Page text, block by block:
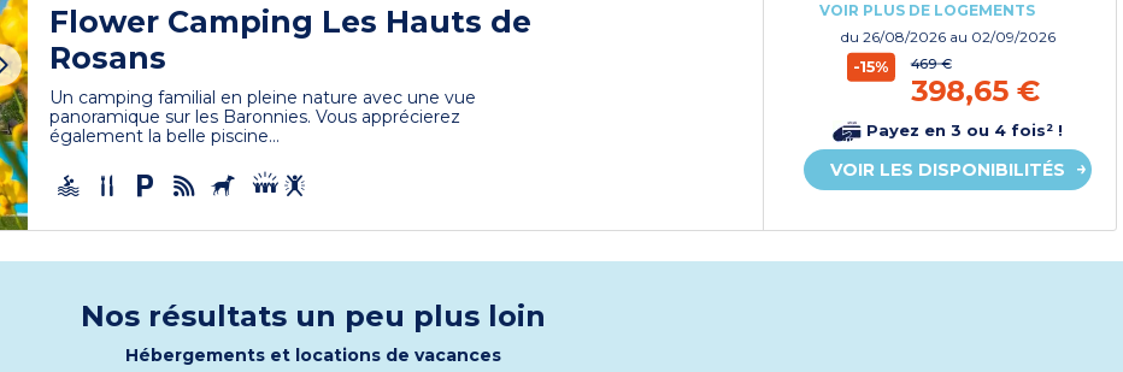
Flower Camping Les Hauts de
Rosans
Un camping familial en pleine nature avec une vue
panoramique sur les Baronnies. Vous apprécierez
également la belle piscine...
VOIR PLUS DE LOGEMENTS
du 26/08/2026 au 02/09/2026
-15% 469 €
398,65 €
Payez en 3 ou 4 fois² !
VOIR LES DISPONIBILITÉS
Nos résultats un peu plus loin
Hébergements et locations de vacances